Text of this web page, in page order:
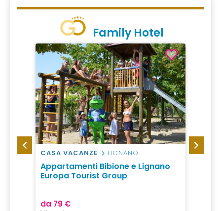
Family Hotel
CASA VACANZE LIGNANO
Appartamenti Bibione e Lignano
Europa Tourist Group
da 79 €